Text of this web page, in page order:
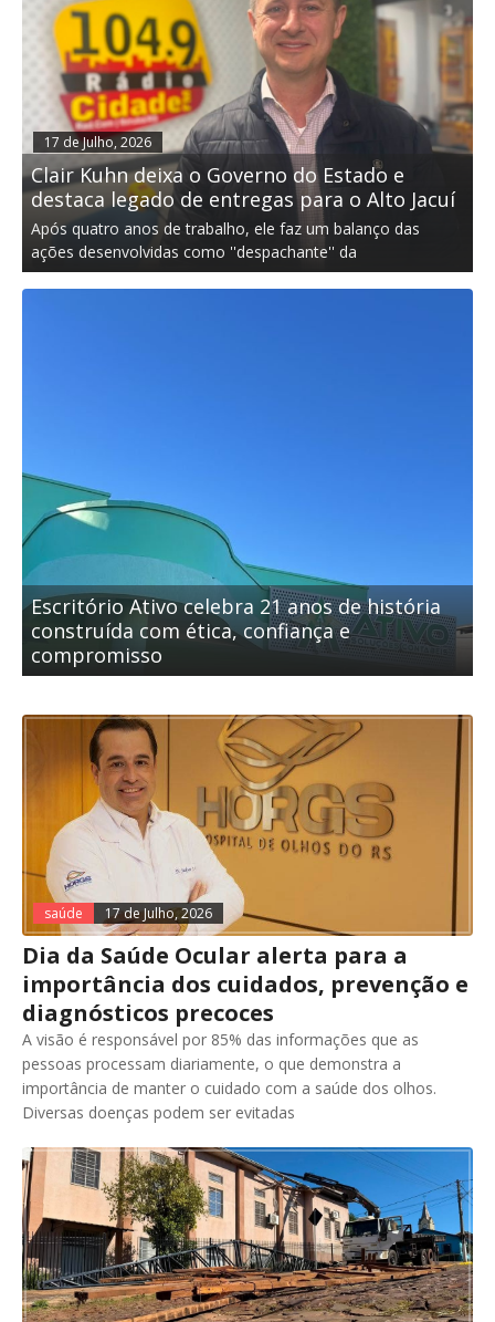
17 de Julho, 2026
Clair Kuhn deixa o Governo do Estado e
destaca legado de entregas para o Alto Jacuí
Após quatro anos de trabalho, ele faz um balanço das
ações desenvolvidas como ''despachante'' da
Escritório Ativo celebra 21 anos de história
construída com ética, confiança e
compromisso
saúde 17 de Julho, 2026
Dia da Saúde Ocular alerta para a
importância dos cuidados, prevenção e
diagnósticos precoces
A visão é responsável por 85% das informações que as
pessoas processam diariamente, o que demonstra a
importância de manter o cuidado com a saúde dos olhos.
Diversas doenças podem ser evitadas